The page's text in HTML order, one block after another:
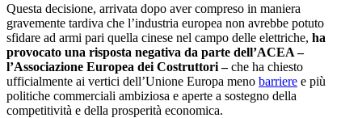
Questa decisione, arrivata dopo aver compreso in maniera
gravemente tardiva che l’industria europea non avrebbe potuto
sfidare ad armi pari quella cinese nel campo delle elettriche, ha
provocato una risposta negativa da parte dell’ACEA –
l’Associazione Europea dei Costruttori –che ha chiesto
ufficialmente ai vertici dell’Unione Europa meno barriere e più
politiche commerciali ambiziosa e aperte a sostegno della
competitività e della prosperità economica.